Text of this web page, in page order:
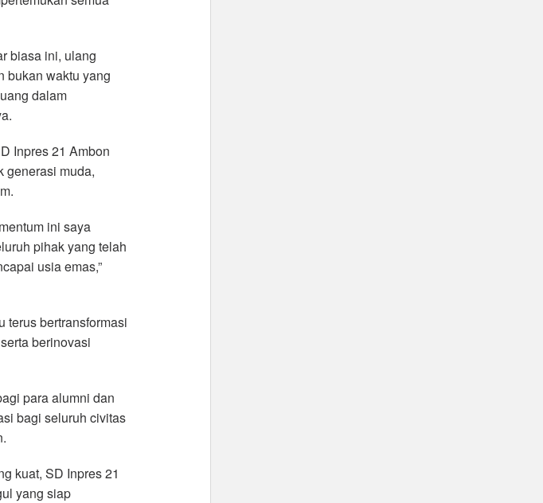
biasa ini, ulang
bukan waktu yang
dalam
Inpres 21 Ambon
generasi muda,
ini saya
pihak yang telah
usia emas,”
terus bertransformasi
berinovasi
para alumni dan
bagi seluruh civitas
kuat, SD Inpres 21
yang siap